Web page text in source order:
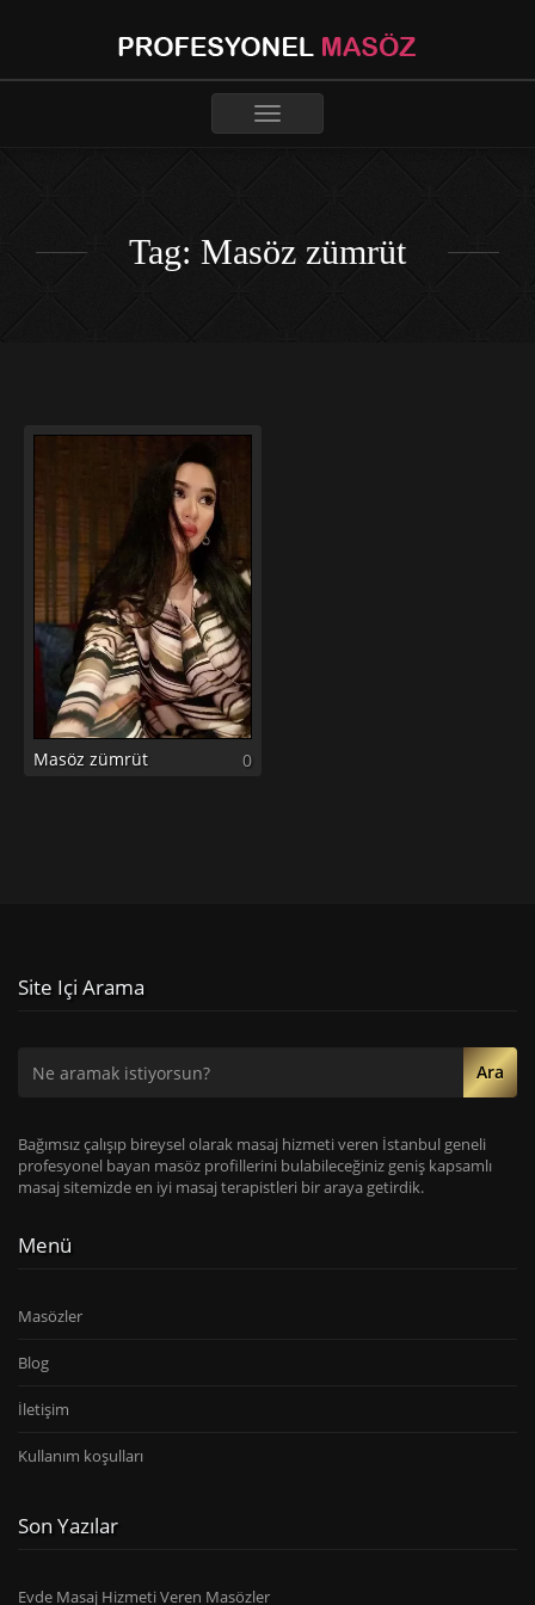
Toggle
Tag: Masöz zümrüt
Masöz zümrüt 0
Site Içi Arama
Ara
Bağımsız çalışıp bireysel olarak masaj hizmeti veren İstanbul geneli
profesyonel bayan masöz profillerini bulabileceğiniz geniş kapsamlı
masaj sitemizde en iyi masaj terapistleri bir araya getirdik.
Menü
Masözler
Blog
İletişim
Kullanım koşulları
Son Yazılar
Evde Masaj Hizmeti Veren Masözler